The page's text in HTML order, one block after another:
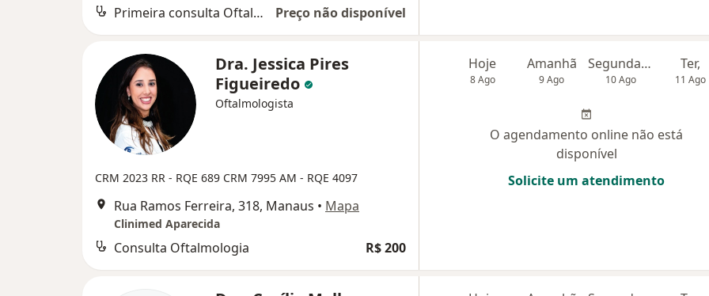
Primeira consulta Oftalmologia Preço não disponível
Dra. Jessica Pires
Figueiredo
Oftalmologista
CRM 2023 RR - RQE 689 CRM 7995 AM - RQE 4097
Rua Ramos Ferreira, 318, Manaus • Mapa
Clinimed Aparecida
Consulta Oftalmologia R$ 200
Hoje
8 Ago
Amanhã
9 Ago
Segunda-feira
10 Ago
Ter,
11 Ago
O agendamento online não está
disponível
Solicite um atendimento